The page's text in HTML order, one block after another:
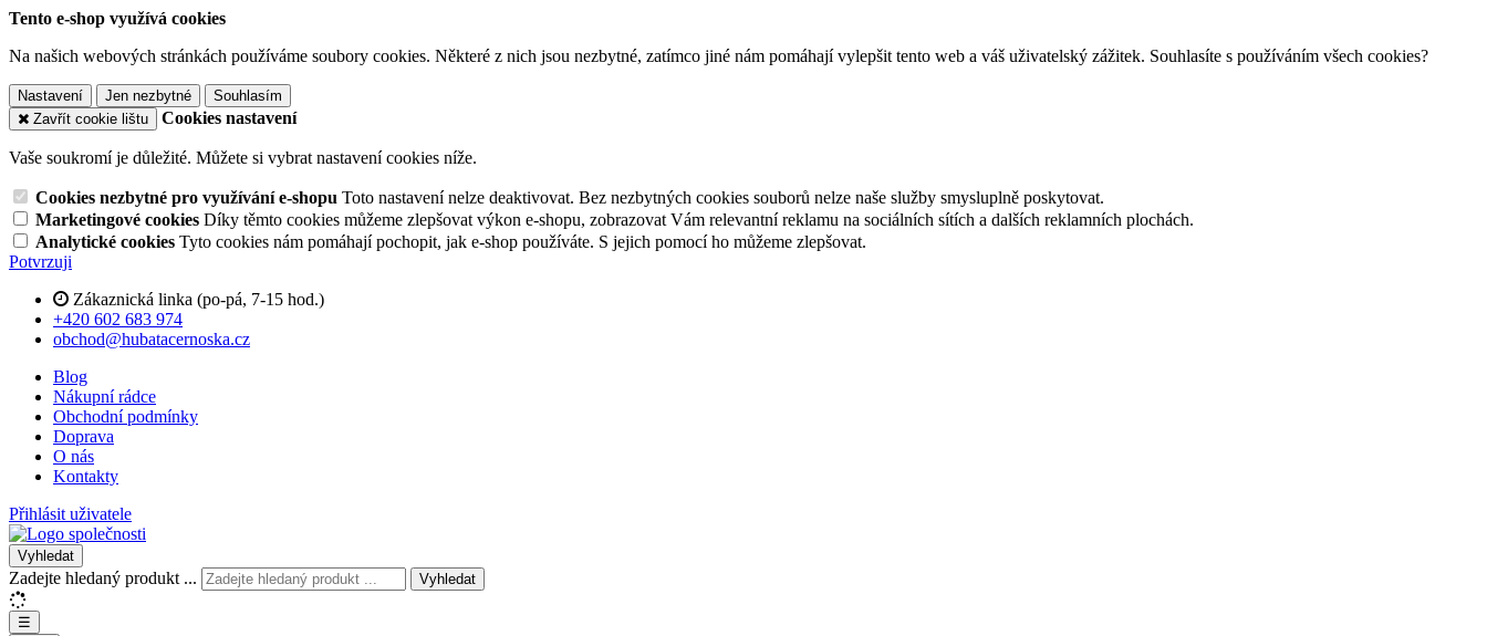
Tento e-shop využívá cookies
Na našich webových stránkách používáme soubory cookies. Některé z nich jsou nezbytné, zatímco jiné nám pomáhají vylepšit tento web a váš uživatelský zážitek. Souhlasíte s používáním všech cookies?
Nastavení Jen nezbytné
Souhlasím
Zavřít cookie lištu
Cookies nastavení
Vaše soukromí je důležité. Můžete si vybrat nastavení cookies níže.
Cookies nezbytné pro využívání e-shopu Toto nastavení nelze deaktivovat. Bez nezbytných cookies souborů nelze naše služby smysluplně poskytovat.
Marketingové cookies Díky těmto cookies můžeme zlepšovat výkon e-shopu, zobrazovat Vám relevantní reklamu na sociálních sítích a dalších reklamních plochách.
Analytické cookies Tyto cookies nám pomáhají pochopit, jak e-shop používáte. S jejich pomocí ho můžeme zlepšovat.
Potvrzuji
Zákaznická linka (po-pá, 7-15 hod.)
+420 602 683 974
obchod@hubatacernoska.cz
Blog
Nákupní rádce
Obchodní podmínky
Doprava
O nás
Kontakty
Přihlásit uživatele
Vyhledat
Zadejte hledaný produkt ... Vyhledat
☰